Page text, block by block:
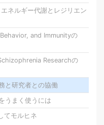
ネルギー代謝とレジリエン
and Immunityの
Researchの
と研究者との協働
うまく使うには
てモルヒネ